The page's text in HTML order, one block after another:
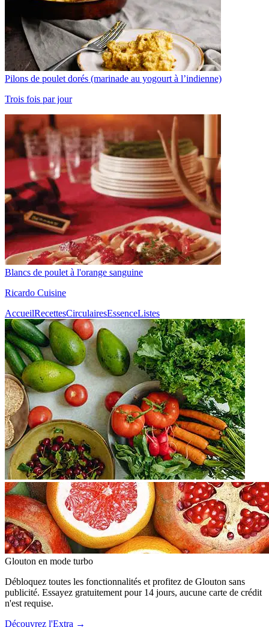
Pilons de poulet dorés (marinade au yogourt à l’indienne)
Trois fois par jour
Blancs de poulet à l'orange sanguine
Ricardo Cuisine
AccueilRecettesCirculairesEssenceListes
Glouton en mode turbo
Débloquez toutes les fonctionnalités et profitez de Glouton sans
publicité. Essayez gratuitement pour 14 jours, aucune carte de crédit
n'est requise.
Découvrez l'Extra →